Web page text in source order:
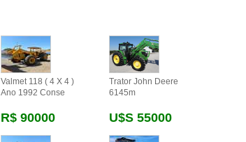
Valmet 118 ( 4 X 4 )
Ano 1992 Conse
R$ 90000
Trator John Deere
6145m
U$s 55000